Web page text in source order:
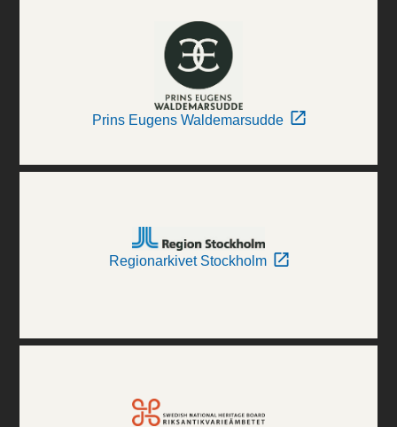
Prins Eugens Waldemarsudde
Regionarkivet Stockholm